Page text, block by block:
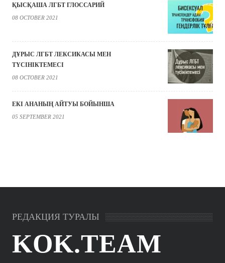
ҚЫСҚАША ЛГБТ ГЛОССАРИЙ
08 OCTOBER 2021
ДҰРЫС ЛГБТ ЛЕКСИКАСЫ МЕН
ТҮСІНІКТЕМЕСІ
08 OCTOBER 2021
ЕКІ АНАНЫҢ АЙТУЫ БОЙЫНША
05 SEPTEMBER 2021
РЕДАКЦИЯ ТУРАЛЫ
KOK.TEAM